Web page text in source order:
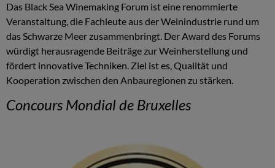
Das Black Sea Winemaking Forum ist eine renommierte
Veranstaltung, die Fachleute aus der Weinindustrie rund um
das Schwarze Meer zusammenbringt. Der Award des Forums
würdigt herausragende Beiträge zur Weinherstellung und
fördert innovative Techniken. Ziel ist es, Qualität und
Kooperation zwischen den Anbauregionen zu stärken.
Concours Mondial de Bruxelles